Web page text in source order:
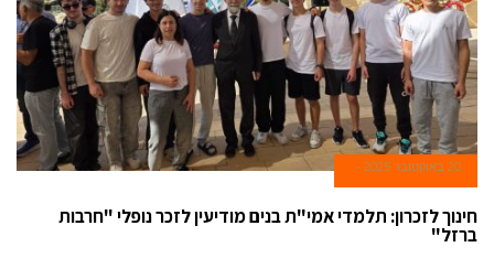
20 באוקטובר 2025
חינוך לזכרון: תלמדי אמי"ת בנים מודיעין לזכר נופלי "חרבות
ברזל"